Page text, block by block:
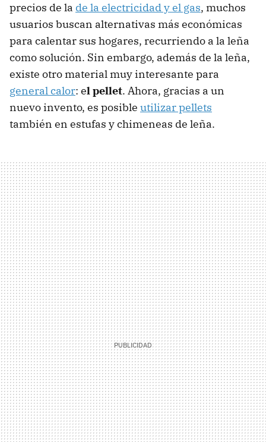
precios de la de la electricidad y el gas, muchos
usuarios buscan alternativas más económicas
para calentar sus hogares, recurriendo a la leña
como solución. Sin embargo, además de la leña,
existe otro material muy interesante para
general calor: el pellet. Ahora, gracias a un
nuevo invento, es posible utilizar pellets
también en estufas y chimeneas de leña.